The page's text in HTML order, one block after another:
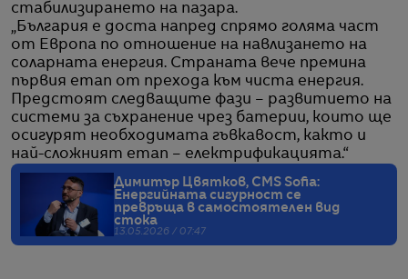
стабилизирането на пазара.
„България е доста напред спрямо голяма част
от Европа по отношение на навлизането на
соларната енергия. Страната вече премина
първия етап от прехода към чиста енергия.
Предстоят следващите фази – развитието на
системи за съхранение чрез батерии, които ще
осигурят необходимата гъвкавост, както и
най-сложният етап – електрификацията.“
Димитър Цвятков, CMS Sofia:
Енергийната сигурност се
превръща в самостоятелен вид
стока
13.05.2026 / 07:47